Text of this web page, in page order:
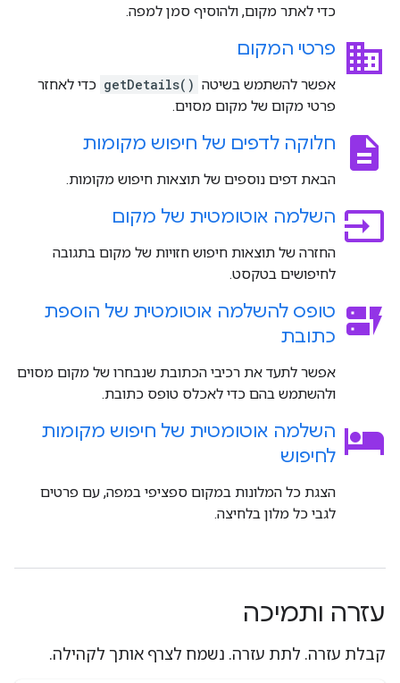
כדי לאתר מקום, ולהוסיף סמן למפה.
business פרטי המקום
אפשר להשתמש בשיטה getDetails() כדי לאחזר
פרטי מקום של מקום מסוים.
description חלוקה לדפים של חיפוש מקומות
הבאת דפים נוספים של תוצאות חיפוש מקומות.
input השלמה אוטומטית של מקום
החזרה של תוצאות חיפוש חזויות של מקום בתגובה
לחיפושים בטקסט.
dynamic_form טופס להשלמה אוטומטית של הוספת
כתובת
אפשר לתעד את רכיבי הכתובת שנבחרו של מקום מסוים
ולהשתמש בהם כדי לאכלס טופס כתובת.
hotel השלמה אוטומטית של חיפוש מקומות
לחיפוש
הצגת כל המלונות במקום ספציפי במפה, עם פרטים
לגבי כל מלון בלחיצה.
עזרה ותמיכה
קבלת עזרה. לתת עזרה. נשמח לצרף אותך לקהילה.